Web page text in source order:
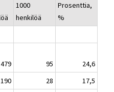
1000
henkilöä
Prosenttia,
%
479 95
24,6
190 28
17,5